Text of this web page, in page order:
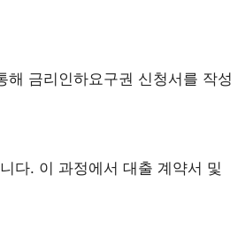
금리인하요구권 신청서를 작성
다. 이 과정에서 대출 계약서 및